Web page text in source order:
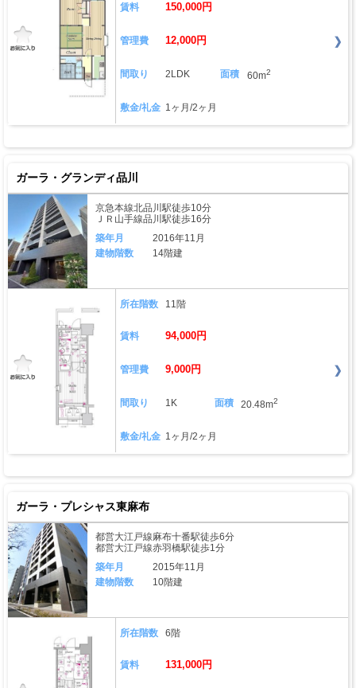
賃料 150,000円
管理費 12,000円
間取り 2LDK 面積 60m2
敷金/礼金 1ヶ月/2ヶ月
ガーラ・グランディ品川
京急本線北品川駅徒歩10分
ＪＲ山手線品川駅徒歩16分
築年月
2016年11月
建物階数
14階建
所在階数 11階
賃料 94,000円
管理費 9,000円
間取り 1K 面積 20.48m2
敷金/礼金 1ヶ月/2ヶ月
ガーラ・プレシャス東麻布
都営大江戸線麻布十番駅徒歩6分
都営大江戸線赤羽橋駅徒歩1分
築年月
2015年11月
建物階数
10階建
所在階数 6階
賃料 131,000円